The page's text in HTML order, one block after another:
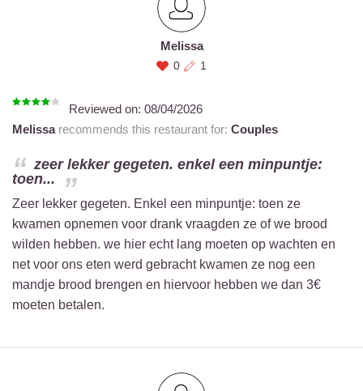
Melissa
0 1
Reviewed on: 08/04/2026
Melissarecommends this restaurant for: Couples
zeer lekker gegeten. enkel een minpuntje:
toen...
Zeer lekker gegeten. Enkel een minpuntje: toen ze
kwamen opnemen voor drank vraagden ze of we brood
wilden hebben. we hier echt lang moeten op wachten en
net voor ons eten werd gebracht kwamen ze nog een
mandje brood brengen en hiervoor hebben we dan 3€
moeten betalen.